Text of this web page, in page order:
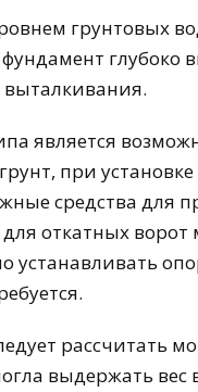
грунтовых
глубоко
выталкивания.
является
при установке
средства для
для откатных ворот
устанавливать
рассчитать
выдержать вес